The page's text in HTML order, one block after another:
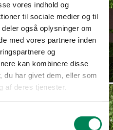
vores indhold og
til sociale medier og til
også oplysninger om
med vores partnere inden
og
kan kombinere disse
du har givet dem, eller som
af deres tjenester.
mere